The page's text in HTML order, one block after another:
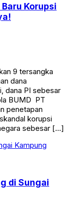
Korupsi
9 tersangka
dana
dana PI sebesar
BUMD PT
penetapan
korupsi
sebesar […]
di Sungai